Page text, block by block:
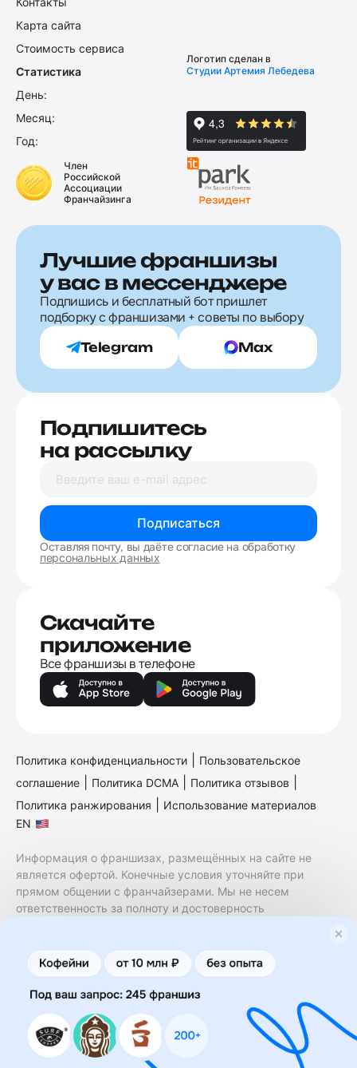
Карта сайта
Стоимость сервиса
Статистика
День:
Месяц:
Год:
Логотип сделан в
Студии Артемия Лебедева
Член
Российской
Ассоциации
Франчайзинга
Лучшие франшизы
у вас в мессенджере
Подпишись и бесплатный бот пришлет
подборку с франшизами + советы по выбору
Telegram Max
Подпишитесь
на рассылку
Подписаться
Оставляя почту, вы даёте согласие на обработку
персональных данных
Скачайте
приложение
Все франшизы в телефоне
Политика конфиденциальности
Пользовательское
соглашение
Политика DCMA Политика отзывов
Политика ранжирования
Использование материалов
EN
Информация о франшизах, размещённых на сайте не
является офертой. Конечные условия уточняйте при
прямом общении с франчайзерами. Мы не несем
ответственность за полноту и достоверность
финансовые услуги. Заключение договоров
коммерческой концессии (франчайзинга) осуществляется
правообладателями/их представителями. Бизнесменс.ру
не является посредником или представителем
правообладателя и не несет ответственность за условия
предоставления франшизы и действия лиц,
осуществленные на основании информации, имеющейся